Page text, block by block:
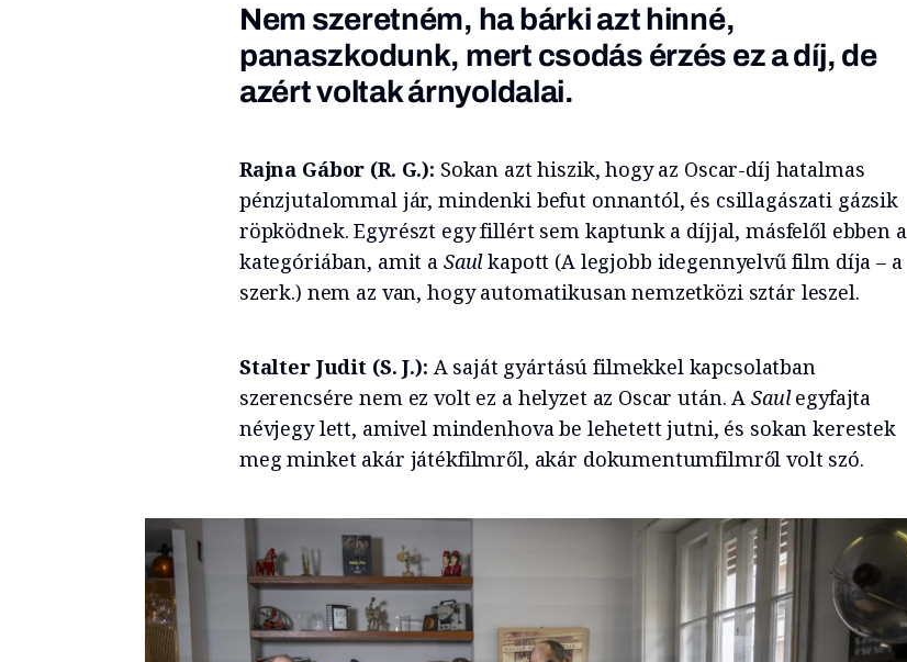
Nem szeretném, ha bárki azt hinné,
panaszkodunk, mert csodás érzés ez a díj, de
azért voltak árnyoldalai.
Rajna Gábor (R. G.): Sokan azt hiszik, hogy az Oscar-díj hatalmas
pénzjutalommal jár, mindenki befut onnantól, és csillagászati gázsik
röpködnek. Egyrészt egy fillért sem kaptunk a díjjal, másfelől ebben a
kategóriában, amit a Saulkapott (A legjobb idegennyelvű film díja – a
szerk.) nem az van, hogy automatikusan nemzetközi sztár leszel.
Stalter Judit (S. J.): A saját gyártású filmekkel kapcsolatban
szerencsére nem ez volt ez a helyzet az Oscar után. ASaulegyfajta
névjegy lett, amivel mindenhova be lehetett jutni, és sokan kerestek
meg minket akár játékfilmről, akár dokumentumfilmről volt szó.